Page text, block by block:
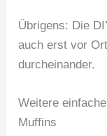
Übrigens: Die
auch erst vor
durcheinander.
Weitere
Muffins